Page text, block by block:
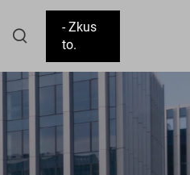
- Zkus
to.